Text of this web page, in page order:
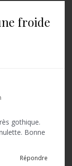
froide
gothique.
Bonne
Répondre